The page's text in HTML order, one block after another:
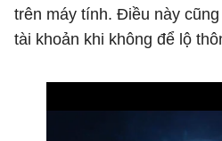
trên máy tính. Điều này
tài khoản khi không để lộ